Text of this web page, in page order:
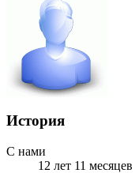
История
С нами
12 лет 11 месяцев